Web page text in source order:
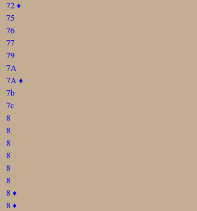
72♦
75
76
77
79
7A
7A ♦
7b
7c
8
8
8
8
8
8
8♦
8♦